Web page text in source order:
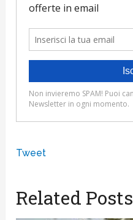
Tweet
Related Posts